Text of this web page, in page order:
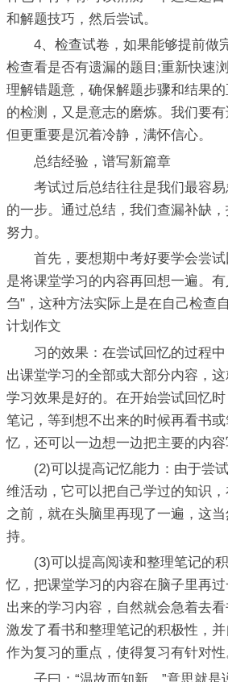
和解题技巧，然后尝试。
4、检查试卷，如果能够提前做
检查看是否有遗漏的题目;重新快速
理解错题意，确保解题步骤和结果
的检测，又是意志的磨炼。我们要有
但更重要是沉着冷静，满怀信心。
总结经验，谱写新篇章
考试过后总结往往是我们最容易
的一步。通过总结，我们查漏补缺
努力。
首先，要想期中考好要学会尝试
是将课堂学习的内容再回想一遍。
刍"，这种方法实际上是在自己检查
计划作文
习的效果：在尝试回忆的过程中
出课堂学习的全部或大部分内容，
学习效果是好的。在开始尝试回忆
笔记，等到想不出来的时候再看书
忆，还可以一边想一边把主要的内容
(2)可以提高记忆能力：由于尝试
维活动，它可以把自己学过的知识
之前，就在头脑里再现了一遍，这
持。
(3)可以提高阅读和整理笔记的积
忆，把课堂学习的内容在脑子里再
出来的学习内容，自然就会急着去
激发了看书和整理笔记的积极性，
作为复习的重点，使得复习有针对性
子曰：“温故而知新。”意思就是